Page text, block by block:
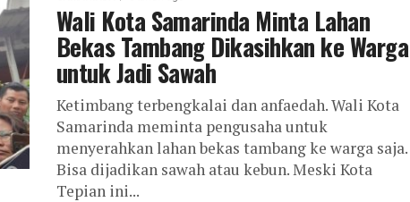
Wali Kota Samarinda Minta Lahan
Bekas Tambang Dikasihkan ke Warga
untuk Jadi Sawah
Ketimbang terbengkalai dan anfaedah. Wali Kota
Samarinda meminta pengusaha untuk
menyerahkan lahan bekas tambang ke warga saja.
Bisa dijadikan sawah atau kebun. Meski Kota
Tepian ini...